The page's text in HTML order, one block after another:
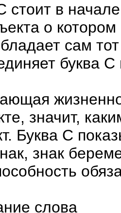
стоит в
о
сам
буква
значит,
Буква С
знак
слова